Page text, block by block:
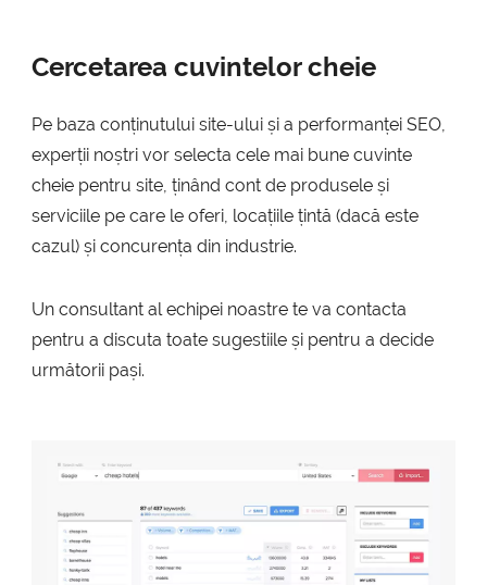
Cercetarea cuvintelor cheie
Pe baza conținutului site-ului și a performanței SEO,
experții noștri vor selecta cele mai bune cuvinte
cheie pentru site, ținând cont de produsele și
serviciile pe care le oferi, locațiile țintă (dacă este
cazul) și concurența din industrie.
Un consultant al echipei noastre te va contacta
pentru a discuta toate sugestiile și pentru a decide
următorii pași.